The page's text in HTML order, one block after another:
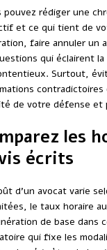
pouvez rédiger une
et ce qui tient de
faire annuler un
qui éclairent la
Surtout,
contradictoires
de votre défense et
les
écrits
d’un avocat varie
le taux horaire
de base dans
qui fixe les